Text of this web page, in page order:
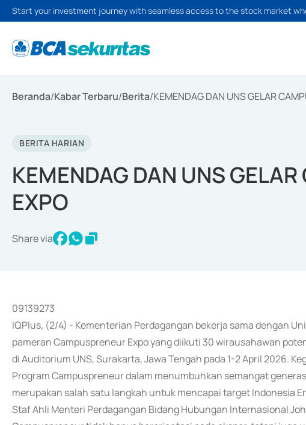
Start your investment journey with seamless access to the stock market
Beranda/Kabar Terbaru/Berita/KEMENDAG DAN UNS GELAR
BERITA HARIAN
KEMENDAG DAN UNS
EXPO
Share via
09139273
IQPlus, (2/4) - Kementerian Perdagangan bekerja sama dengan
pameran Campuspreneur Expo yang diikuti 30 wirausahawan
di Auditorium UNS, Surakarta, Jawa Tengah pada 1-2 April 2026.
Program Campuspreneur dalam menumbuhkan semangat
merupakan salah satu langkah untuk mencapai target Indonesia
Staf Ahli Menteri Perdagangan Bidang Hubungan Internasional